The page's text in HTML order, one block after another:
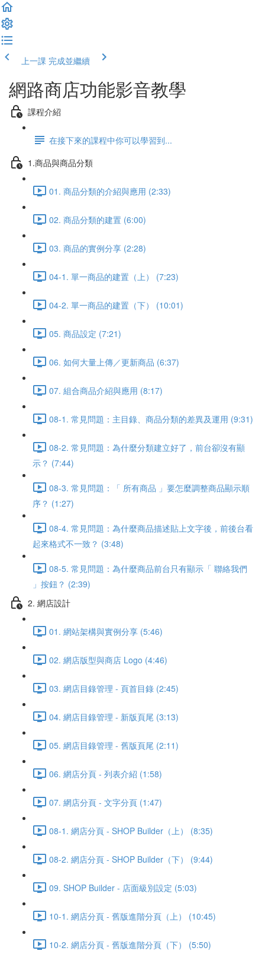
上一課 完成並繼續
網路商店功能影音教學
課程介紹
在接下來的課程中你可以學習到...
1.商品與商品分類
01. 商品分類的介紹與應用 (2:33)
02. 商品分類的建置 (6:00)
03. 商品的實例分享 (2:28)
04-1. 單一商品的建置（上） (7:23)
04-2. 單一商品的建置（下） (10:01)
05. 商品設定 (7:21)
06. 如何大量上傳／更新商品 (6:37)
07. 組合商品介紹與應用 (8:17)
08-1. 常見問題：主目錄、商品分類的差異及運用 (9:31)
08-2. 常見問題：為什麼分類建立好了，前台卻沒有顯
示？ (7:44)
08-3. 常見問題：「 所有商品 」要怎麼調整商品顯示順
序？ (1:27)
08-4. 常見問題：為什麼商品描述貼上文字後，前後台看
起來格式不一致？ (3:48)
08-5. 常見問題：為什麼商品前台只有顯示「 聯絡我們
」按鈕？ (2:39)
2. 網店設計
01. 網站架構與實例分享 (5:46)
02. 網店版型與商店 Logo (4:46)
03. 網店目錄管理 - 頁首目錄 (2:45)
04. 網店目錄管理 - 新版頁尾 (3:13)
05. 網店目錄管理 - 舊版頁尾 (2:11)
06. 網店分頁 - 列表介紹 (1:58)
07. 網店分頁 - 文字分頁 (1:47)
08-1. 網店分頁 - SHOP Builder（上） (8:35)
08-2. 網店分頁 - SHOP Builder（下） (9:44)
09. SHOP Builder - 店面級別設定 (5:03)
10-1. 網店分頁 - 舊版進階分頁（上） (10:45)
10-2. 網店分頁 - 舊版進階分頁（下） (5:50)